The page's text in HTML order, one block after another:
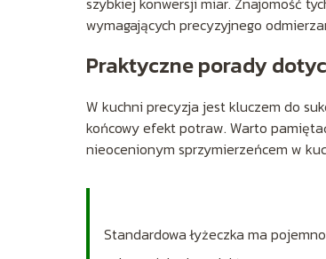
wymagających precyzyjnego
Praktyczne porady
W kuchni precyzja jest kluczem do
końcowy efekt potraw. Warto
nieocenionym sprzymierzeńcem w
Standardowa łyżeczka ma